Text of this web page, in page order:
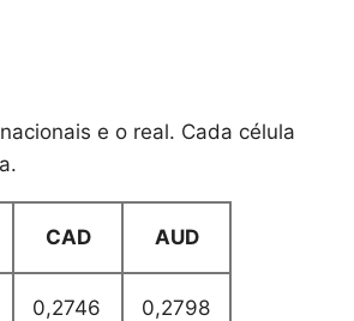
e o real. Cada célula
CAD AUD
0,2746 0,2798